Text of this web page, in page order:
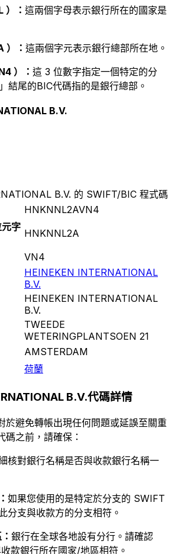
）： 這兩個字母表示銀行所在的國家是
）： 這兩個字元表示銀行總部所在地。
）： 這 3 位數字指定一個特定的分
結尾的BIC代碼指的是銀行總部。
B.V.
B.V. 的 SWIFT/BIC 程式碼
HNKNNL2AVN4
字
HNKNNL2A
VN4
HEINEKEN INTERNATIONAL
B.V.
HEINEKEN INTERNATIONAL
B.V.
TWEEDE
WETERINGPLANTSOEN 21
AMSTERDAM
荷蘭
B.V.代碼詳情
於避免轉帳出現任何問題或延誤至關重
之前，請確保：
核對銀行名稱是否與收款銀行名稱一
如果您使用的是特定於分支的 SWIFT
分支與收款方的分支相符。
銀行在全球各地設有分行。請確認
款銀行所在國家/地區相符。